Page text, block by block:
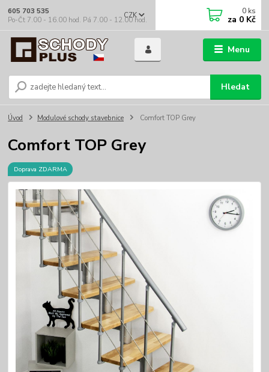
Menu
CZK
Hledat
605 703 535
Po-Čt 7.00 - 16.00 hod. Pá 7.00 - 12.00 hod.
0 ks
za 0 Kč
Úvod Modulové schody stavebnice Comfort TOP Grey
Comfort TOP Grey
Doprava ZDARMA